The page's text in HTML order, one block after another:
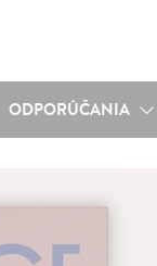
ODPORÚČANIA